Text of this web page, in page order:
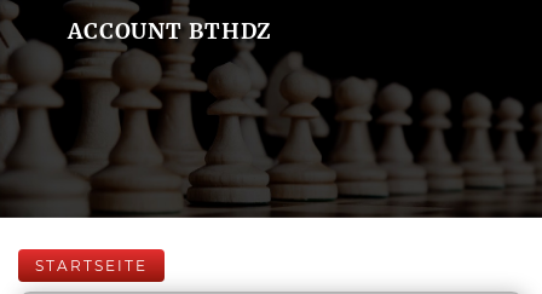
ACCOUNT BTHDZ
STARTSEITE